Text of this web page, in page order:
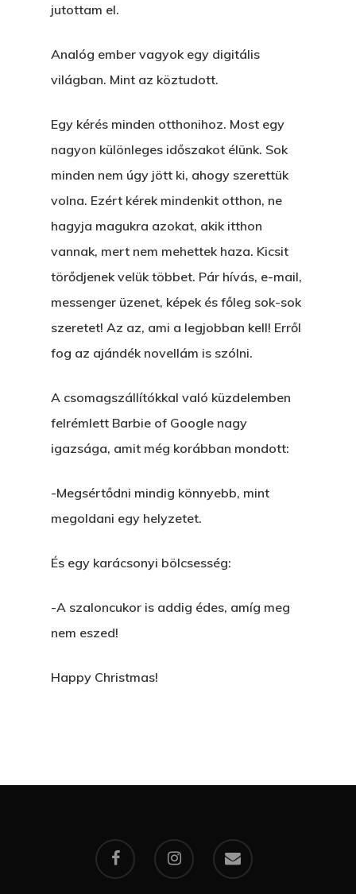
jutottam el.
Analóg ember vagyok egy digitális
világban. Mint az köztudott.
Egy kérés minden otthonihoz. Most egy
nagyon különleges időszakot élünk. Sok
minden nem úgy jött ki, ahogy szerettük
volna. Ezért kérek mindenkit otthon, ne
hagyja magukra azokat, akik itthon
vannak, mert nem mehettek haza. Kicsit
törődjenek velük többet. Pár hívás, e-mail,
messenger üzenet, képek és főleg sok-sok
szeretet! Az az, ami a legjobban kell! Erről
fog az ajándék novellám is szólni.
A csomagszállítókkal való küzdelemben
felrémlett Barbie of Google nagy
igazsága, amit még korábban mondott:
-Megsértődni mindig könnyebb, mint
megoldani egy helyzetet.
És egy karácsonyi bölcsesség:
-A szaloncukor is addig édes, amíg meg
nem eszed!
Happy Christmas!